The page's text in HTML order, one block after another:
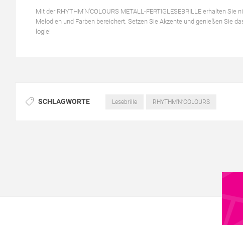
Mit der RHYTHM’N’COLOURS METALL-FERTIGLESEBRILLE erhalten
Melodien und Farben bereichert. Setzen Sie Akzente und genießen Sie
logie!
SCHLAGWORTE Lesebrille RHYTHM’N’COLOURS